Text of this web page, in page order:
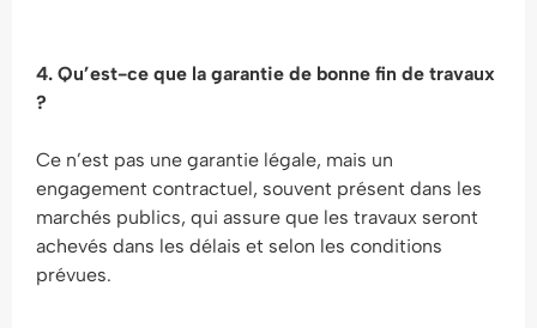
4. Qu’est-ce que la garantie de bonne fin de travaux
?
Ce n’est pas une garantie légale, mais un
engagement contractuel, souvent présent dans les
marchés publics, qui assure que les travaux seront
achevés dans les délais et selon les conditions
prévues.